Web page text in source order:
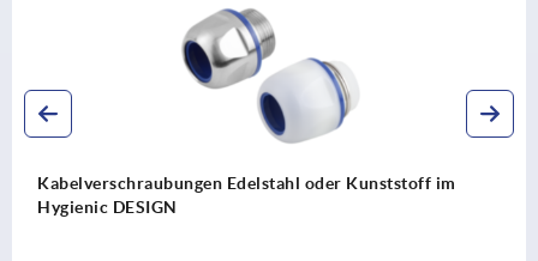
Kunststoff im Sechskantmuttern für